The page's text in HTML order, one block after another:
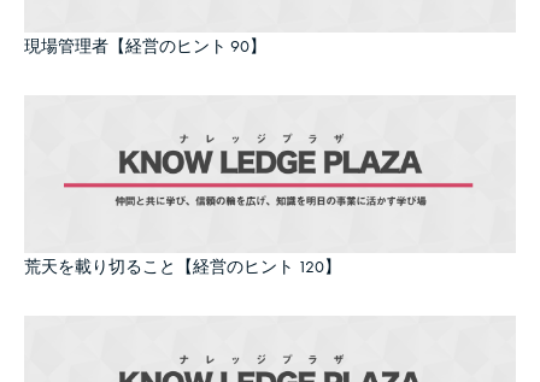
現場管理者【経営のヒント 90】
荒天を載り切ること【経営のヒント 120】